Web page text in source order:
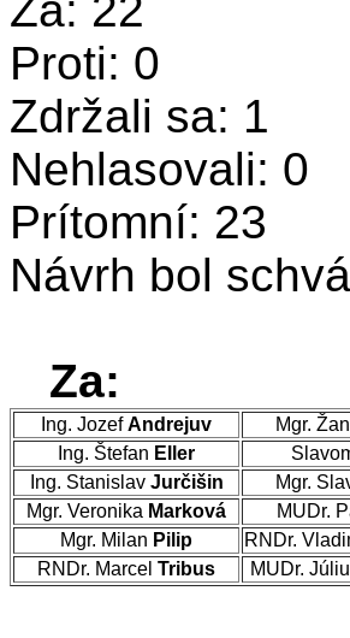
Proti: 0
Zdržali sa: 1
Nehlasovali: 0
Prítomní: 23
Návrh bol
Za:
Ing. JozefAndrejuv Mgr.
Ing. Štefan Eller
Ing. Stanislav Jurčišin Mgr.
Mgr. Veronika Marková MUDr.
Mgr. Milan Pilip RNDr.
RNDr. Marcel Tribus MUDr.